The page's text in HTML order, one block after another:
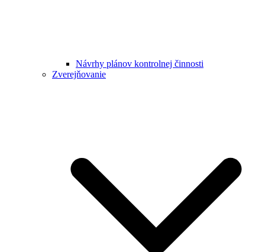
Návrhy plánov kontrolnej činnosti
Zverejňovanie